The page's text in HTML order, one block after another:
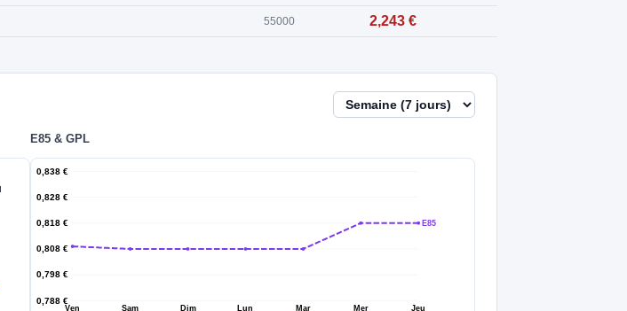
55000 2,243 €
E85 & GPL
0,788 €
0,798 €
0,808 €
0,818 €
0,828 €
0,838 €
Ven Sam Dim Lun Mar Mer Jeu
E85